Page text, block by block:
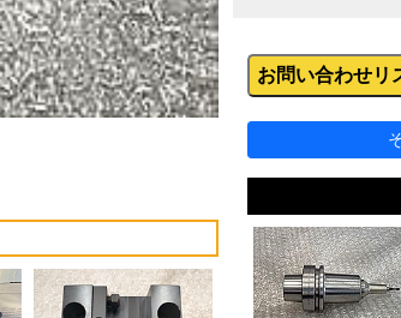
お問い合わせリ